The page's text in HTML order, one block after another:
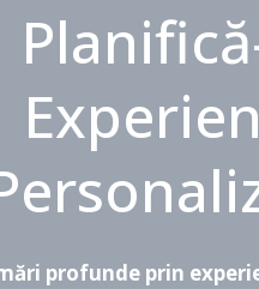
profunde prin